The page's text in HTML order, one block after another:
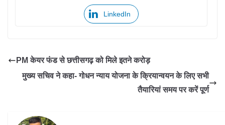
LinkedIn
PM केयर फंड से छत्तीसगढ़ को मिले इतने करोड़
मुख्य सचिव ने कहा- गोधन न्याय योजना के क्रियान्वयन के लिए सभी
तैयारियां समय पर करें पूर्ण